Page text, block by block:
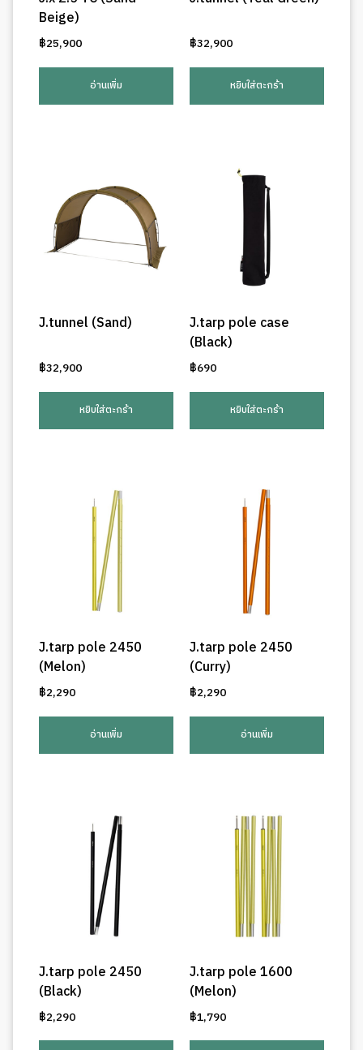
Beige)
฿25,900
อ่านเพิ่ม
฿32,900
หยิบใส่ตะกร้า
J.tunnel (Sand)
฿32,900
หยิบใส่ตะกร้า
J.tarp pole case
(Black)
฿690
หยิบใส่ตะกร้า
J.tarp pole 2450
(Melon)
฿2,290
อ่านเพิ่ม
J.tarp pole 2450
(Curry)
฿2,290
อ่านเพิ่ม
J.tarp pole 2450
(Black)
฿2,290
J.tarp pole 1600
(Melon)
฿1,790